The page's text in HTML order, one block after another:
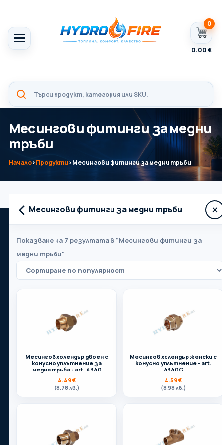
0.00€
0
Месингови фитинги за медни
тръби
Начало›Продукти›Месингови фитинги за медни тръби
‹ Месингови фитинги за медни тръби ×
Показване на 7 резултата в "Месингови фитинги за
медни тръби"
Месингов холендър двоен с
конусно уплътнение за
медна тръба - art. 4340
4.49€
(8.78 лв.)
Месингов холендър женски с
конусно уплътнение - art.
4340G
4.59€
(8.98 лв.)
Вашият партньор в света на отоплението,
водопроводите, вентилацията и баните.
0899 35 86 86